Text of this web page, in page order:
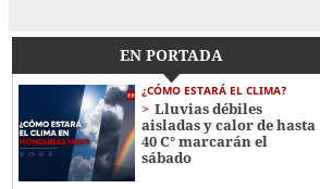
EN PORTADA
¿CÓMO ESTARÁ EL CLIMA?
Lluvias débiles
aisladas y calor de hasta
40 C° marcarán el
sábado